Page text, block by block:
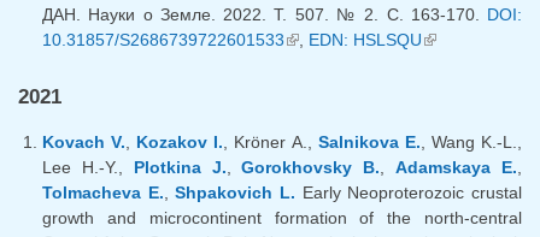
ДАН. Науки о Земле. 2022. Т. 507. № 2. С. 163-170. DOI:
10.31857/S2686739722601533(внешняя ссылка)
EDN: HSLSQU(внешняя
2021
Kovach V. Kozakov I. , Kröner A., Salnikova E. , Wang K.-L.,
Lee H.-Y., Plotkina J. ,Gorokhovsky B. ,Adamskaya E.
Tolmacheva E. ,Shpakovich L. Early Neoproterozoic crustal
growth and microcontinent formation of the north-central